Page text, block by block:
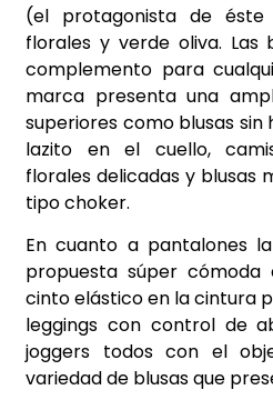
(el protagonista de éste
florales y verde oliva. Las
complemento para
marca presenta una
superiores como blusas sin
lazito en el cuello,
florales delicadas y blusas
tipo choker.
En cuanto a pantalones
propuesta súper
cinto elástico en la cintura
leggings con control de
joggers todos con el
variedad de blusas que